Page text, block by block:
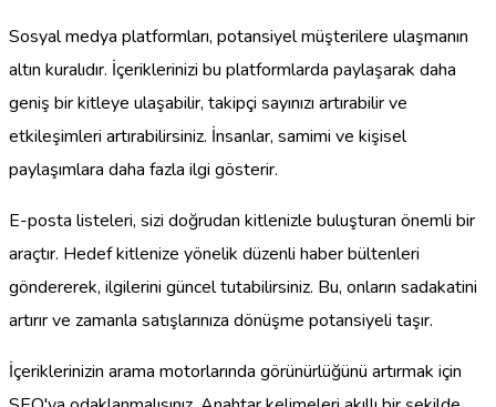
Sosyal medya platformları, potansiyel müşterilere ulaşmanın
altın kuralıdır. İçeriklerinizi bu platformlarda paylaşarak daha
geniş bir kitleye ulaşabilir, takipçi sayınızı artırabilir ve
etkileşimleri artırabilirsiniz. İnsanlar, samimi ve kişisel
paylaşımlara daha fazla ilgi gösterir.
E-posta listeleri, sizi doğrudan kitlenizle buluşturan önemli bir
araçtır. Hedef kitlenize yönelik düzenli haber bültenleri
göndererek, ilgilerini güncel tutabilirsiniz. Bu, onların sadakatini
artırır ve zamanla satışlarınıza dönüşme potansiyeli taşır.
İçeriklerinizin arama motorlarında görünürlüğünü artırmak için